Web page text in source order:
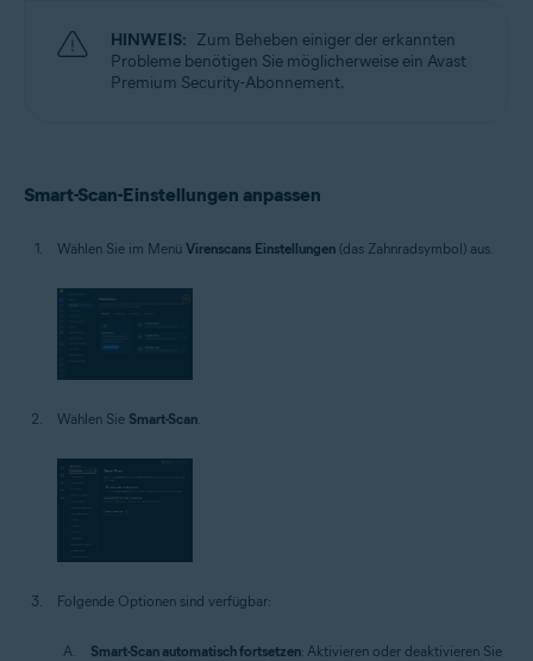
HINWEIS: Zum Beheben einiger der erkannten
Probleme benötigen Sie möglicherweise ein Avast
Premium Security-Abonnement.
Smart-Scan-Einstellungen anpassen
Wählen Sie im Menü Virenscans Einstellungen (das Zahnradsymbol) aus.
Wählen Sie Smart-Scan
Folgende Optionen sind verfügbar:
Smart-Scan automatisch fortsetzen: Aktivieren oder deaktivieren Sie